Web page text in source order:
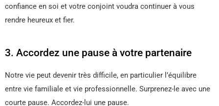
confiance en soi et votre conjoint voudra continuer à vous
rendre heureux et fier.
3. Accordez une pause à votre partenaire
Notre vie peut devenir très difficile, en particulier l’équilibre
entre vie familiale et vie professionnelle. Surprenez-le avec une
courte pause. Accordez-lui une pause.